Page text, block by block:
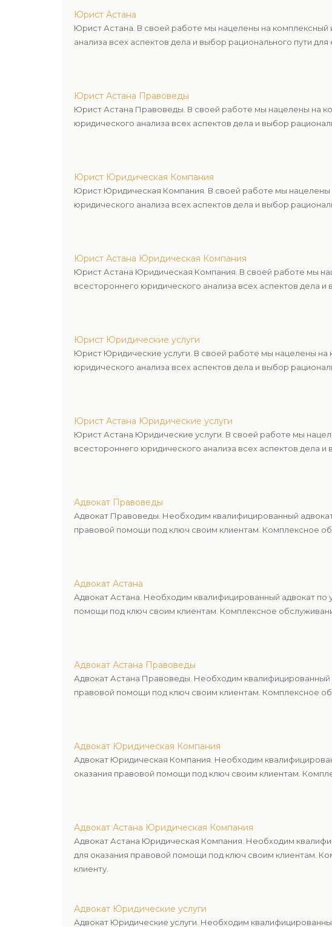
Юрист Астана
Юрист Астана. В своей работе мы нацелены на
анализа всех аспектов дела и выбор рационального пути
Юрист Астана Правоведы
Юрист Астана Правоведы. В своей работе мы нацелены на
юридического анализа всех аспектов дела и выбор
Юрист Юридическая Компания
Юрист Юридическая Компания. В своей работе мы
юридического анализа всех аспектов дела и выбор
Юрист Астана Юридическая Компания
Юрист Астана Юридическая Компания. В своей работе мы
всестороннего юридического анализа всех аспектов дела
Юрист Юридические услуги
Юрист Юридические услуги. В своей работе мы нацелены
юридического анализа всех аспектов дела и выбор
Юрист Астана Юридические услуги
Юрист Астана Юридические услуги. В своей работе мы
всестороннего юридического анализа всех аспектов дела
Адвокат Правоведы
Адвокат Правоведы. Необходим квалифицированный
правовой помощи под ключ своим клиентам. Комплексное
Адвокат Астана
Адвокат Астана. Необходим квалифицированный адвокат
помощи под ключ своим клиентам. Комплексное
Адвокат Астана Правоведы
Адвокат Астана Правоведы. Необходим квалифицированный
правовой помощи под ключ своим клиентам. Комплексное
Адвокат Юридическая Компания
Адвокат Юридическая Компания. Необходим
оказания правовой помощи под ключ своим клиентам.
Адвокат Астана Юридическая Компания
Адвокат Астана Юридическая Компания. Необходим
для оказания правовой помощи под ключ своим клиентам.
клиенту.
Адвокат Юридические услуги
Адвокат Юридические услуги. Необходим